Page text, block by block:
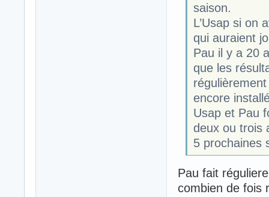
saison.
L’Usap si on
qui auraient
Pau il y a 20
que les
encore
Usap et Pau
deux ou trois
5 prochaines
Pau fait
combien de fois